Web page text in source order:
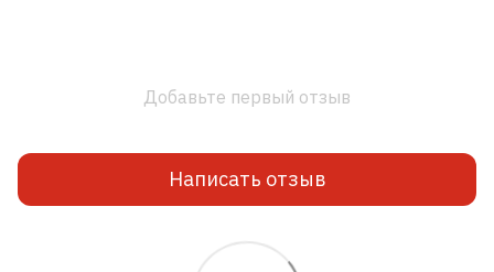
Добавьте первый отзыв
Написать отзыв